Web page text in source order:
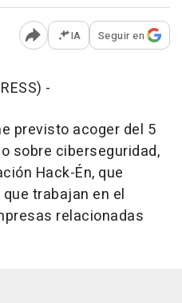
Abrir opciones para
IA Seguir en
-
previsto acoger del 5
sobre ciberseguridad,
Hack-Én, que
trabajan en el
relacionadas